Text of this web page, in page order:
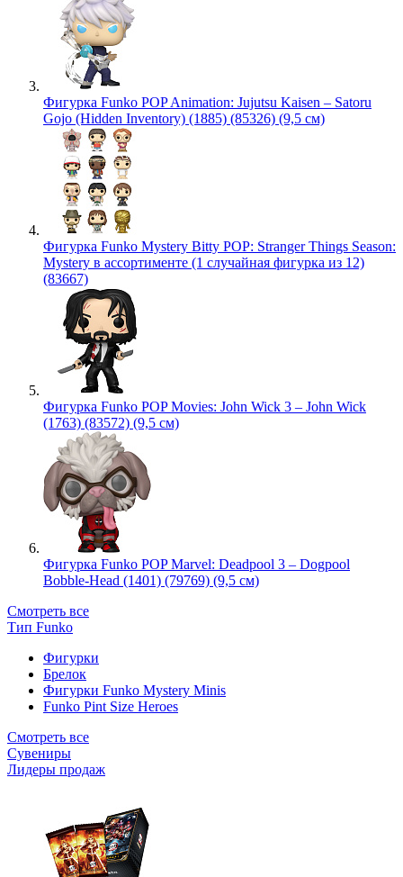
Фигурка Funko POP Animation: Jujutsu Kaisen – Satoru
Gojo (Hidden Inventory) (1885) (85326) (9,5 см)
Фигурка Funko Mystery Bitty POP: Stranger Things Season:
Mystery в ассортименте (1 случайная фигурка из 12)
(83667)
Фигурка Funko POP Movies: John Wick 3 – John Wick
(1763) (83572) (9,5 см)
Фигурка Funko POP Marvel: Deadpool 3 – Dogpool
Bobble-Head (1401) (79769) (9,5 см)
Смотреть все
Тип Funko
Фигурки
Брелок
Фигурки Funko Mystery Minis
Funko Pint Size Heroes
Смотреть все
Сувениры
Лидеры продаж